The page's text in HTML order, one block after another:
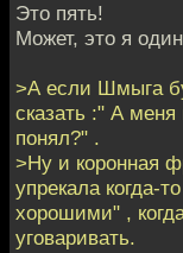
Это пять!
Может, это я
>А если Шмыга
сказать :" А
понял?" .
>Ну и коронная
упрекала когда-
хорошими" ,
уговаривать.